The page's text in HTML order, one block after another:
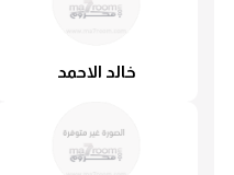
خالد الاحمد